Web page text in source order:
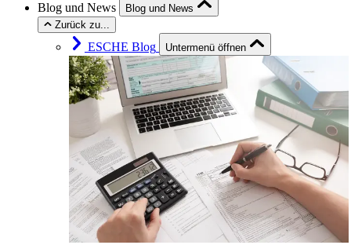
Blog und News
Blog und News
Zurück zu...
ESCHE Blog Untermenü öffnen